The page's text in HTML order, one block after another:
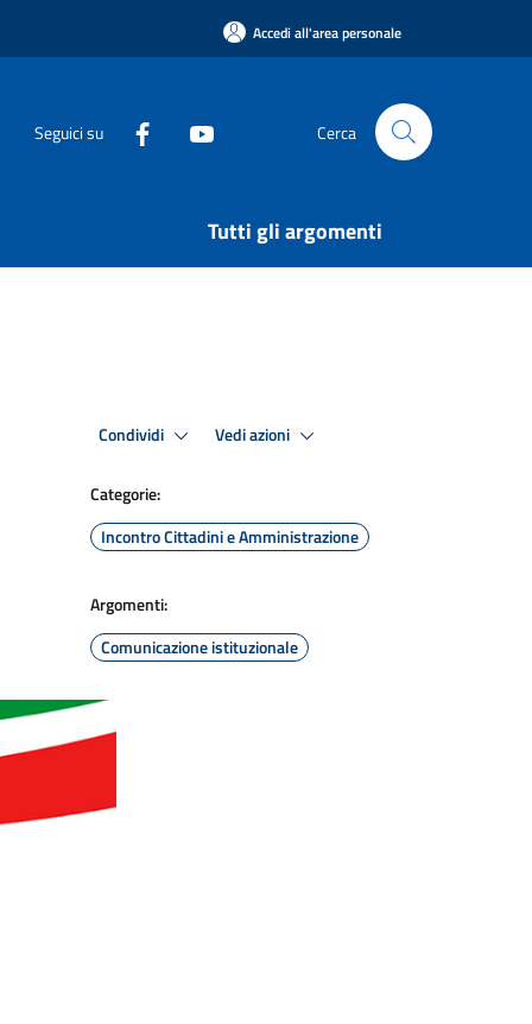
Accedi all'area personale
Seguici su Cerca
Tutti gli argomenti
Condividi Vedi azioni
Categorie:
Incontro Cittadini e Amministrazione
Argomenti:
Comunicazione istituzionale